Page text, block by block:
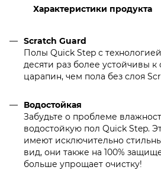
Характеристики продукта
Scratch Guard
Полы Quick Step с
десяти раз более устойчивы
царапин, чем пола без слоя
Водостойкая
Забудьте о проблеме
водостойкую пол Quick Step.
имеют исключительно
вид, они также на 100%
больше упрощает очистку!